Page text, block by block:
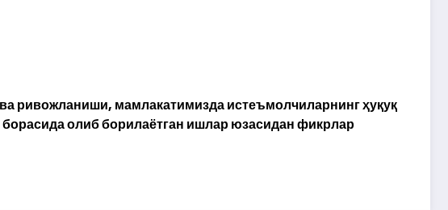
ривожланиши, мамлакатимизда истеъмолчиларнинг ҳуқуқ
олиб борилаётган ишлар юзасидан фикрлар